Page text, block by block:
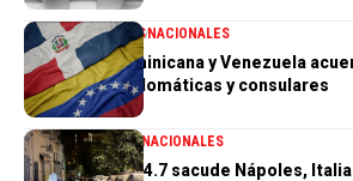
INTERNACIONALESNACIONALES
República Dominicana y Venezuela
relaciones diplomáticas y consulares
GENERALESINTERNACIONALES
Terremoto de 4.7 sacude Nápoles,